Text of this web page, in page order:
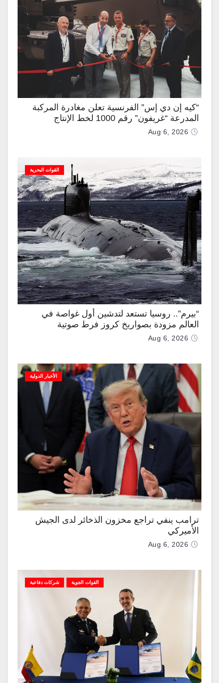
“كيه إن دي إس” الفرنسية تعلن مغادرة المركبة
المدرعة “غريفون” رقم 1000 لخط الإنتاج
Aug 6, 2026
القوات البحرية
“بيرم”.. روسيا تستعد لتدشين أول غواصة في
العالم مزودة بصواريخ كروز فرط صوتية
Aug 6, 2026
الأخبار الدولية
ترامب ينفي تراجع مخزون الذخائر لدى الجيش
الأميركي
Aug 6, 2026
القوات الجوية شركات دفاعية